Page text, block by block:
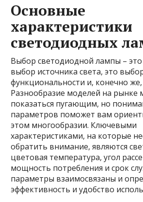
Основные
характеристики
светодиодных
Выбор светодиодной лампы – это
выбор источника света, это
функциональности и, конечно
Разнообразие моделей на рынке
показаться пугающим, но
параметров поможет вам
этом многообразии. Ключевыми
характеристиками, на которые
обратить внимание, являются
цветовая температура, угол
мощность потребления и срок
параметры взаимосвязаны и
эффективность и удобство